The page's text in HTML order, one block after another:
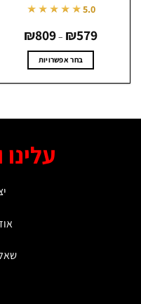
★★★★★
₪
–
₪809 מחירים:
עד
בחר אפשרויות
מספר
עלינו
יצירת
אודות
שאלות